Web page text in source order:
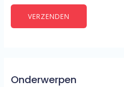
Onderwerpen